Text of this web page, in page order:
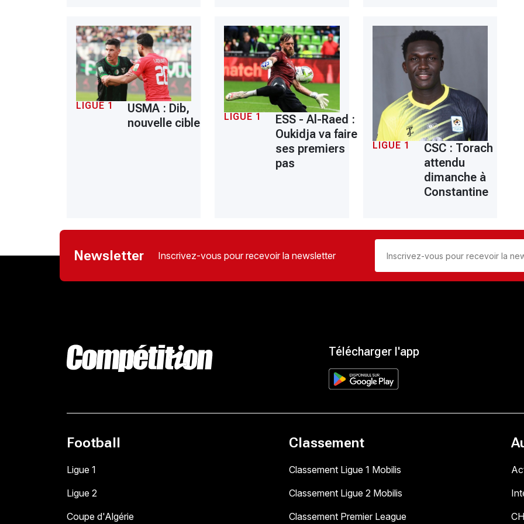
LIGUE 1
USMA : Dib,
nouvelle cible
LIGUE 1
ESS - Al-Raed :
Oukidja va faire
ses premiers
pas
LIGUE 1
CSC : Torach
attendu
dimanche à
Constantine
Newsletter Inscrivez-vous pour recevoir la newsletter
Télécharger l'app
Football
Ligue 1
Ligue 2
Coupe d'Algérie
Classement
Classement Ligue 1 Mobilis
Classement Ligue 2 Mobilis
Classement Premier League